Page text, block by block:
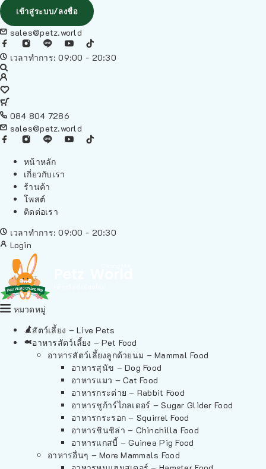
เข้าสู่ระบบ/ลงชื่อ
sales@petz.world
เวลาทำการ: 09:00 - 20:30
084 804 7286
sales@petz.world
หน้าหลัก
เกี่ยวกับเรา
ร้านค้า
โพสต์
ติดต่อเรา
เวลาทำการ: 09:00 - 20:30
Login
หมวดหมู่
สัตว์เลี้ยง – Live Pets
อาหารสัตว์เลี้ยง – Pet Food
อาหารสัตว์เลี้ยงลูกด้วยนม – Mammal Food
อาหารสุนัข – Dog Food
อาหารแมว – Cat Food
อาหารกระต่าย – Rabbit Food
อาหารชูก้าร์ไกลเดอร์ – Sugar Glider Food
อาหารกระรอก – Squirrel Food
อาหารชินชิล่า – Chinchilla Food
อาหารแกสบี้ – Guinea Pig Food
อาหารอื่นๆ – More Mammals Food